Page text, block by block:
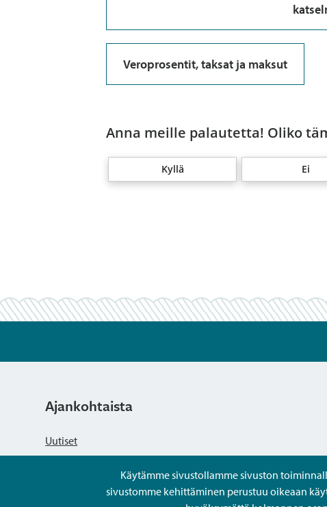
Veroprosentit, taksat ja maksut
Anna meille palautetta! Oliko
Kyllä Ei
Käytämme sivustollamme sivuston
sivustomme kehittäminen perustuu oikeaan
Ajankohtaista
Uutiset